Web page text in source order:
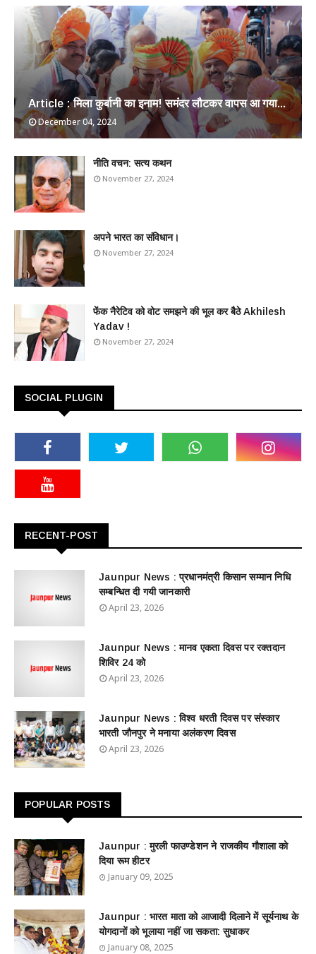
Article : मिला कुर्बानी का इनाम! समंदर लौटकर वापस आ गया...
December 04, 2024
​नीति वचन: सत्य कथन
November 27, 2024
अपने भारत का संविधान।
November 27, 2024
फेंक नैरेटिव को वोट समझने की भूल कर बैठे Akhilesh
Yadav !
November 27, 2024
SOCIAL PLUGIN
RECENT-POST
Jaunpur News : ​प्रधानमंत्री किसान सम्मान निधि
सम्बन्धित दी गयी जानकारी
April 23, 2026
Jaunpur News : ​मानव एकता दिवस पर रक्तदान
शिविर 24 को
April 23, 2026
Jaunpur News : विश्व धरती दिवस पर संस्कार
भारती जौनपुर ने मनाया अलंकरण दिवस
April 23, 2026
POPULAR POSTS
Jaunpur : ​मुरली फाउण्डेशन ने राजकीय गौशाला को
दिया रूम हीटर
January 09, 2025
Jaunpur : ​भारत माता को आजादी दिलाने में सूर्यनाथ के
योगदानों को भूलाया नहीं जा सकता: सुधाकर
January 08, 2025